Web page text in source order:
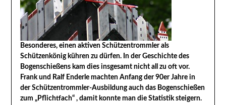
Besonderes, einen aktiven Schützentrommler als
Schützenkönig kühren zu dürfen. In der Geschichte des
Bogenschießens kam dies insgesamt nicht all zu oft vor.
Frank und Ralf Enderle machten Anfang der 90er Jahre in
der Schützentrommler-Ausbildung auch das Bogenschießen
zum „Pflichtfach“ , damit konnte man die Statistik steigern.